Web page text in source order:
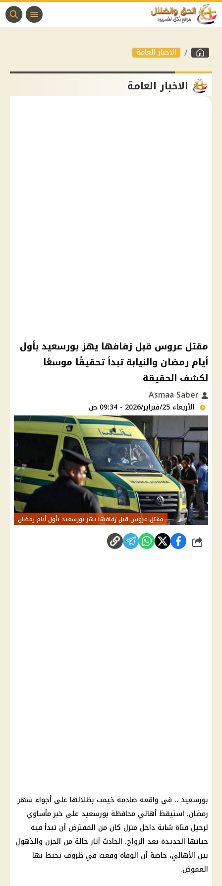
الاخبار العامة
الاخبار العامة
مقتل عروس قبل زفافها يهز بورسعيد بأول
أيام رمضان والنيابة تبدأ تحقيقًا موسعًا
لكشف الحقيقة
الأربعاء 25/فبراير/2026 - 09:34 ص
مقتل عروس قبل زفافها يهز بورسعيد بأول أيام رمضان
شارك
بورسعيد .. في واقعة صادمة خيمت بظلالها على أجواء شهر
رمضان، استيقظ أهالي محافظة بورسعيد على خبر مأساوي
لرحيل فتاة شابة داخل منزل كان من المفترض أن تبدأ فيه
حياتها الجديدة بعد الزواج. الحادث أثار حالة من الحزن والذهول
بين الأهالي، خاصة أن الوفاة وقعت في ظروف يحيط بها
الغموض.